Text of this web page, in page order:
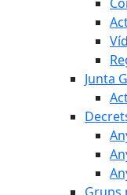
Junta